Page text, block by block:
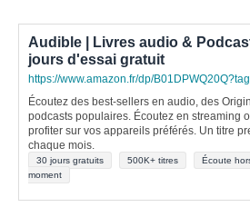
Audible | Livres audio &
jours d'essai gratuit
https://www.amazon.fr/dp/
Écoutez des best-sellers en audio, des
podcasts populaires. Écoutez en streaming
profiter sur vos appareils préférés. Un titre
chaque mois.
30 jours gratuits 500K+ titres Écoute
moment